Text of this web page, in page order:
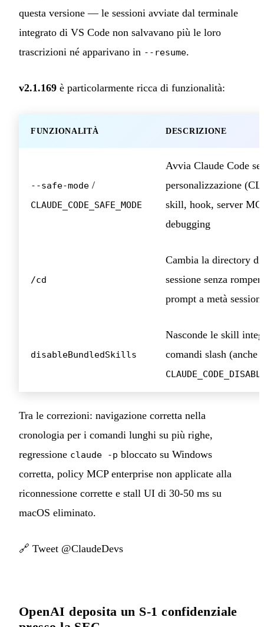
questa versione — le sessioni avviate dal terminale
integrato di VS Code non salvavano più le loro
trascrizioni né apparivano in --resume.
v2.1.169 è particolarmente ricca di funzionalità:
FUNZIONALITÀ DESCRIZIONE
--safe-mode /
CLAUDE_CODE_SAFE_MODE
Avvia Claude Code
personalizzazione
skill, hook, server
debugging
/cd
Cambia la directory
sessione senza
prompt a metà
disableBundledSkills
Nasconde le skill
comandi slash (anche
Tra le correzioni: navigazione corretta nella
cronologia per i comandi lunghi su più righe,
regressione claude -p bloccato su Windows
corretta, policy MCP enterprise non applicate alla
riconnessione corrette e stall UI di 30-50 ms su
macOS eliminato.
🔗 Tweet @ClaudeDevs
OpenAI deposita un S-1 confidenziale